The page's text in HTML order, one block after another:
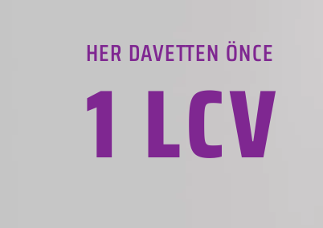
HER DAVETTEN ÖNCE
1 LCV